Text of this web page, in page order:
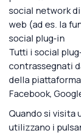
social network
web (ad es. la
social plug-in
Tutti i social
contrassegnati
della
Facebook,
Quando si visita
utilizzano i